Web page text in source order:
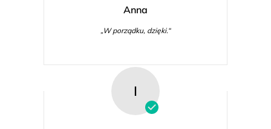
Anna
„W porządku, dzięki.“
I